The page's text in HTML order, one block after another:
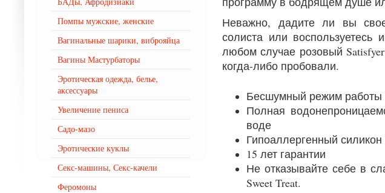
Неважно, дадите ли вы
солиста или
любом случае розовый
когда-либо пробовали.
Бесшумный режим работы
Полная
воде
Гипоаллергенный
15 лет гарантии
Не отказывайте себе в
Sweet Treat.
Помпы мужские, женские
Вагинальные шарики, виброяйца
Вагины Мастурбаторы
Эротическая одежда, белье,
аксессуары
Увеличение пениса
Садо-мазо
Эротические куклы
Секс-машины, Секс-качели
Феромоны